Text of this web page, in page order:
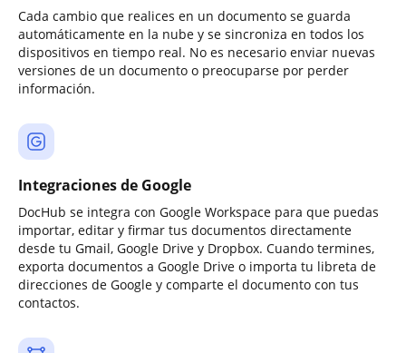
Cada cambio que realices en un documento se guarda
automáticamente en la nube y se sincroniza en todos los
dispositivos en tiempo real. No es necesario enviar nuevas
versiones de un documento o preocuparse por perder
información.
Integraciones de Google
DocHub se integra con Google Workspace para que puedas
importar, editar y firmar tus documentos directamente
desde tu Gmail, Google Drive y Dropbox. Cuando termines,
exporta documentos a Google Drive o importa tu libreta de
direcciones de Google y comparte el documento con tus
contactos.